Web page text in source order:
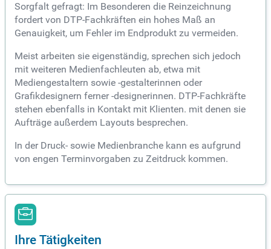
Sorgfalt gefragt: Im Besonderen die Reinzeichnung
fordert von DTP-Fachkräften ein hohes Maß an
Genauigkeit, um Fehler im Endprodukt zu vermeiden.
Meist arbeiten sie eigenständig, sprechen sich jedoch
mit weiteren Medienfachleuten ab, etwa mit
Mediengestaltern sowie -gestalterinnen oder
Grafikdesignern ferner -designerinnen. DTP-Fachkräfte
stehen ebenfalls in Kontakt mit Klienten. mit denen sie
Aufträge außerdem Layouts besprechen.
In der Druck- sowie Medienbranche kann es aufgrund
von engen Terminvorgaben zu Zeitdruck kommen.
Ihre Tätigkeiten